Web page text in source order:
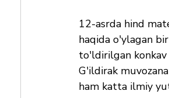
12-asrda hind
haqida o'ylagan
to'ldirilgan
G'ildirak
ham katta ilmiy